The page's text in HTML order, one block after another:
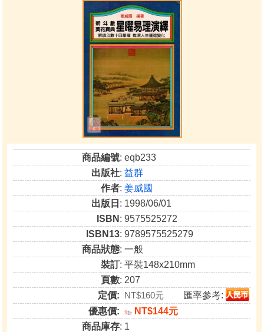
商品編號: eqb233
出版社:益群
作者:姜威國
出版日 : 1998/06/01
ISBN : 9575525272
ISBN13: 9789575525279
商品狀態: 一般
裝訂: 平裝148x210mm
頁數: 207
定價: NT$160元
匯率參考:
優惠價:
9折
NT$144元
商品庫存: 1